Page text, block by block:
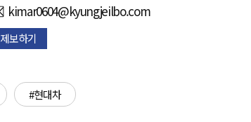
kimar0604@kyungjeilbo.com
제보하기
#현대차